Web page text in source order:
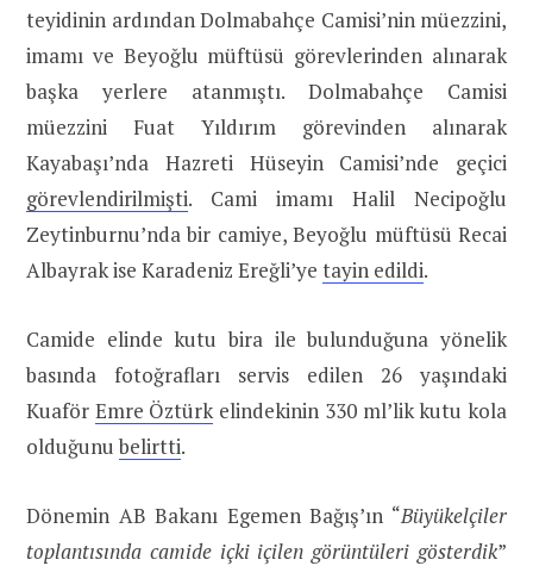
teyidinin ardından Dolmabahçe Camisi’nin müezzini,
imamı ve Beyoğlu müftüsü görevlerinden alınarak
başka yerlere atanmıştı. Dolmabahçe Camisi
müezzini Fuat Yıldırım görevinden alınarak
Kayabaşı’nda Hazreti Hüseyin Camisi’nde geçici
görevlendirilmişti. Cami imamı Halil Necipoğlu
Zeytinburnu’nda bir camiye, Beyoğlu müftüsü Recai
Albayrak ise Karadeniz Ereğli’ye tayin edildi.
Camide elinde kutu bira ile bulunduğuna yönelik
basında fotoğrafları servis edilen 26 yaşındaki
Kuaför Emre Öztürkelindekinin 330 ml’lik kutu kola
olduğunubelirtti.
Dönemin AB Bakanı Egemen Bağış’ın “Büyükelçiler
toplantısında camide içki içilen görüntüleri gösterdik”